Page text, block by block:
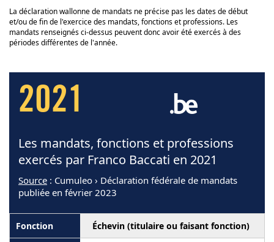
La déclaration wallonne de mandats ne précise pas les dates de début
et/ou de fin de l'exercice des mandats, fonctions et professions. Les
mandats renseignés ci-dessus peuvent donc avoir été exercés à des
périodes différentes de l'année.
2021
Les mandats, fonctions et professions
exercés par Franco Baccati en 2021
Source : Cumuleo › Déclaration fédérale de mandats
publiée en février 2023
Échevin (titulaire ou faisant fonction)